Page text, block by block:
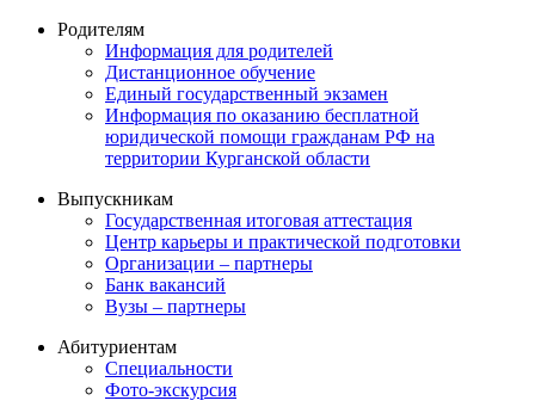
Родителям
Информация для родителей
Дистанционное обучение
Единый государственный экзамен
Информация по оказанию бесплатной
юридической помощи гражданам РФ на
территории Курганской области
Выпускникам
Государственная итоговая аттестация
Центр карьеры и практической подготовки
Организации – партнеры
Банк вакансий
Вузы – партнеры
Абитуриентам
Специальности
Фото-экскурсия